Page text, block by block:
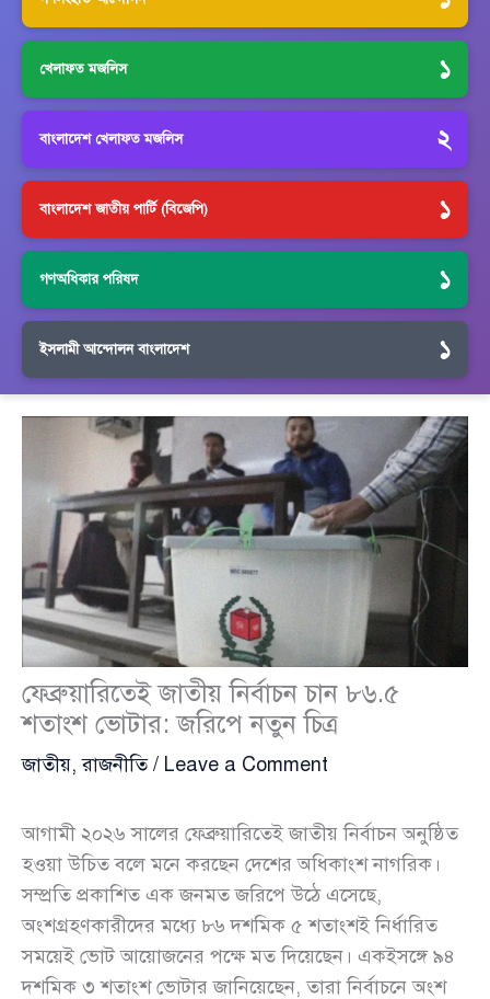
খেলাফত মজলিস ১
বাংলাদেশ খেলাফত মজলিস ২
বাংলাদেশ জাতীয় পার্টি (বিজেপি) ১
গণঅধিকার পরিষদ ১
ইসলামী আন্দোলন বাংলাদেশ ১
ফেব্রুয়ারিতেই জাতীয় নির্বাচন চান ৮৬.৫
শতাংশ ভোটার: জরিপে নতুন চিত্র
জাতীয়,রাজনীতি/ Leave a Comment
আগামী ২০২৬ সালের ফেব্রুয়ারিতেই জাতীয় নির্বাচন অনুষ্ঠিত
হওয়া উচিত বলে মনে করছেন দেশের অধিকাংশ নাগরিক।
সম্প্রতি প্রকাশিত এক জনমত জরিপে উঠে এসেছে,
অংশগ্রহণকারীদের মধ্যে ৮৬ দশমিক ৫ শতাংশই নির্ধারিত
সময়েই ভোট আয়োজনের পক্ষে মত দিয়েছেন। একইসঙ্গে ৯৪
দশমিক ৩ শতাংশ ভোটার জানিয়েছেন, তারা নির্বাচনে অংশ